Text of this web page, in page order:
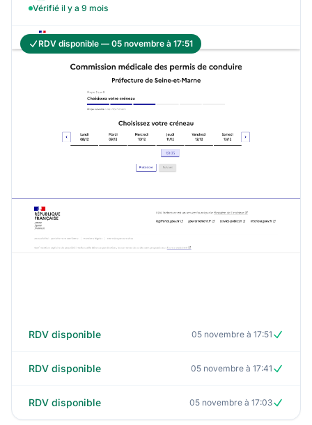
Vérifié il y a 9 mois
RDV disponible — 05 novembre à 17:51
RDV disponible 05 novembre à 17:51
RDV disponible 05 novembre à 17:41
RDV disponible 05 novembre à 17:03